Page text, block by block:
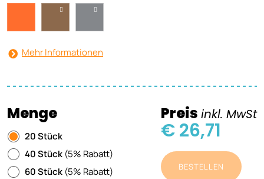
Mehr Informationen
Menge
20 Stück
40 Stück (5% Rabatt)
60 Stück (5% Rabatt)
Preis inkl. MwSt
€ 26,71
BESTELLEN